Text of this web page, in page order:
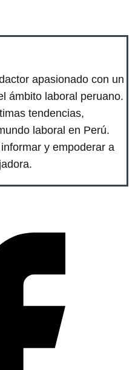
apasionado con un
ámbito laboral peruano.
tendencias,
laboral en Perú.
y empoderar a